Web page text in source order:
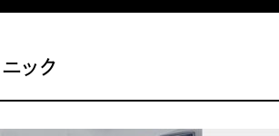
でまるっと代行
ジンアーカイブ
オプションサービス
制作実績
ック